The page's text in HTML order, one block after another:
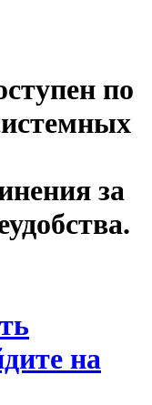
по
за
на